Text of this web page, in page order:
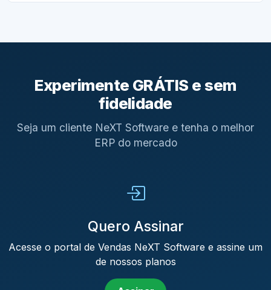
Experimente GRÁTIS e sem
fidelidade
Seja um cliente NeXT Software e tenha o melhor
ERP do mercado
Quero Assinar
Acesse o portal de Vendas NeXT Software e assine um
de nossos planos